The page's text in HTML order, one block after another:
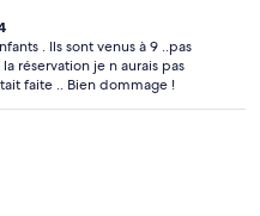
très gentils). A notre
quand cela était
. Ils sont venus à 9 ..pas
réservation je n aurais pas
faite .. Bien dommage !